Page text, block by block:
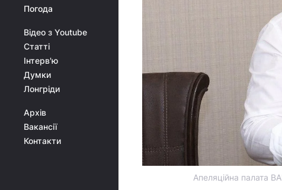
Погода
Відео з Youtube
Статті
Інтерв'ю
Думки
Лонгріди
Архів
Вакансії
Контакти
Апеляційна палата